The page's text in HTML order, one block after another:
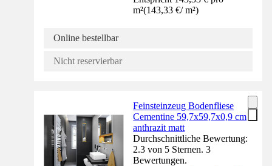
m²(143,33 €/ m²)
Online bestellbar
Nicht reservierbar
Feinsteinzeug Bodenfliese
Cementine 59,7x59,7x0,9 cm
anthrazit matt
Durchschnittliche Bewertung:
2.3 von 5 Sternen. 3
Bewertungen.